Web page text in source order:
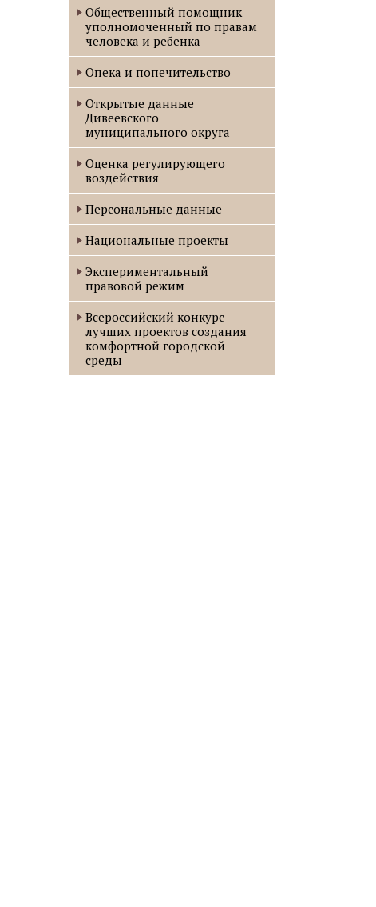
Oбщественный помощник
уполномоченный по правам
человека и ребенка
Опека и попечительство
Открытые данные
Дивеевского
муниципального округа
Оценка регулирующего
воздействия
Персональные данные
Национальные проекты
Экспериментальный
правовой режим
Всероссийский конкурс
лучших проектов создания
комфортной городской
среды